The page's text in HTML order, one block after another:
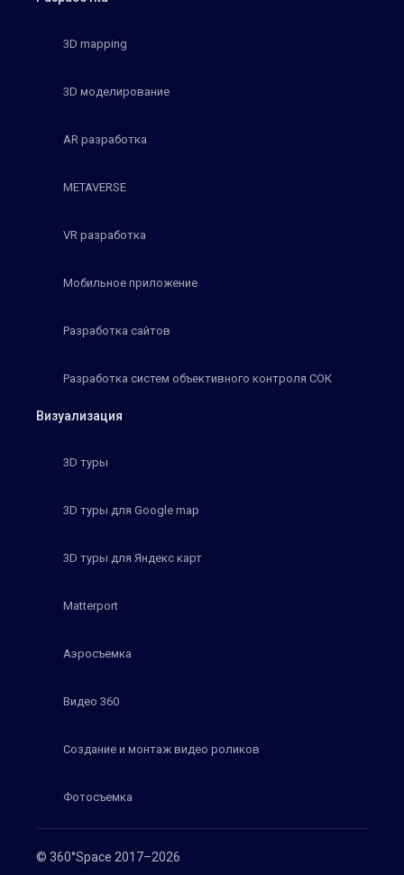
© 360°Space 2017–2026
3D mapping
3D моделирование
AR разработка
METAVERSE
VR разработка
Мобильное приложение
Разработка сайтов
Разработка систем объективного контроля СОК
Визуализация
3D туры
3D туры для Google map
3D туры для Яндекс карт
Matterport
Аэросъемка
Видео 360
Создание и монтаж видео роликов
Фотосъемка